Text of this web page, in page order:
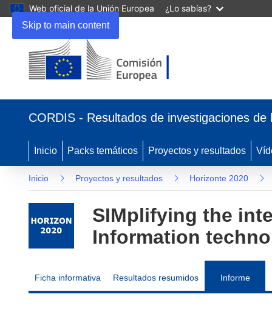
Skip to main content
Web oficial de la Unión Europea ¿Lo sabías?
en
nueva
ventana)
CORDIS - Resultados de investigaciones de
Inicio Packs temáticos Proyectos y resultados
Inicio Proyectos y resultados Horizonte 2020
SIMplifying the
Information
Ficha informativa Resultados resumidos Informe